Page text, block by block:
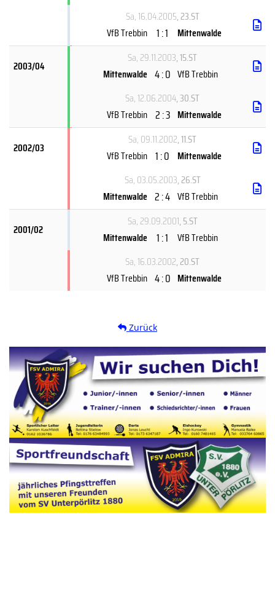
Sa, 16.04.2005, 23.ST
VfB Trebbin 1 : 1 Mittenwalde
2003/04
Sa, 29.11.2003, 15.ST
Mittenwalde 4 : 0 VfB Trebbin
Sa, 12.06.2004, 30.ST
VfB Trebbin 2 : 3 Mittenwalde
2002/03
Sa, 09.11.2002, 11.ST
VfB Trebbin 1 : 0 Mittenwalde
Sa, 03.05.2003, 26.ST
Mittenwalde 2 : 4 VfB Trebbin
2001/02
Sa, 29.09.2001, 5.ST
Mittenwalde 1 : 1
VfB Trebbin
Sa, 16.03.2002, 20.ST
VfB Trebbin 4 : 0 Mittenwalde
Zurück